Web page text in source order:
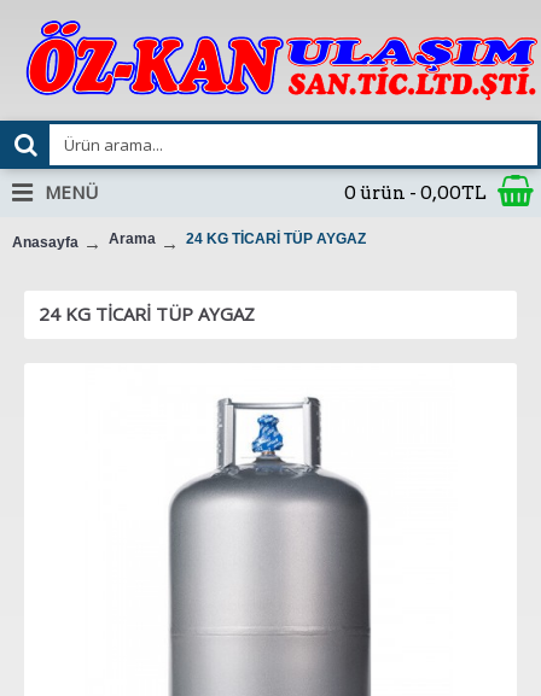
0 ürün - 0,00TL
MENÜ
Anasayfa Arama 24 KG TİCARİ TÜP AYGAZ
24 KG TİCARİ TÜP AYGAZ